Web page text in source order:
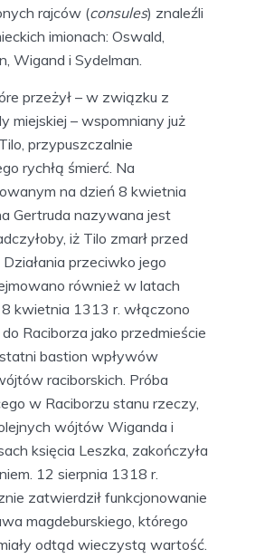
rajców (consules) znaleźli
imionach: Oswald,
Wigand i Sydelman.
przeżył – w związku z
miejskiej – wspomniany już
przypuszczalnie
rychłą śmierć. Na
na dzień 8 kwietnia
Gertruda nazywana jest
iż Tilo zmarł przed
przeciwko jego
również w latach
kwietnia 1313 r. włączono
Raciborza jako przedmieście
bastion wpływów
raciborskich. Próba
w Raciborzu stanu rzeczy,
wójtów Wiganda i
księcia Leszka, zakończyła
12 sierpnia 1318 r.
zatwierdził funkcjonowanie
magdeburskiego, którego
odtąd wieczystą wartość.